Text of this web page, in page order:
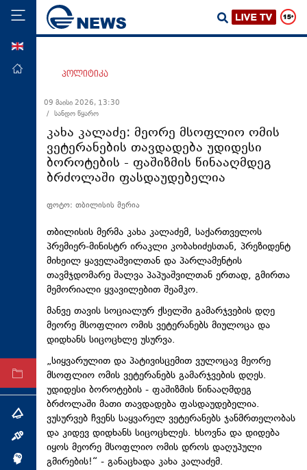
მთავარი
ეკონომიკა
მსოფლიო
ჯანდაცვა
საზოგადოება
სამართალი
თავდაცვა
რეგიონი
კულტურა
სპორტი
ტაბლოიდი
არქივი
ინტერვიუ
ინქვიზიცია
პოლიტიკა
09 მაისი 2026, 13:30
/ სანდო წყარო
კახა კალაძე: მეორე მსოფლიო ომის
ვეტერანების თავდადება უდიდესი
ბოროტების - ფაშიზმის წინააღმდეგ
ბრძოლაში ფასდაუდებელია
ფოტო: თბილისის მერია
თბილისის მერმა კახა კალაძემ, საქართველოს
პრემიერ-მინისტრ ირაკლი კობახიძესთან, პრეზიდენტ
მიხეილ ყაველაშვილთან და პარლამენტის
თავმჯდომარე შალვა პაპუაშვილთან ერთად, გმირთა
მემორიალი ყვავილებით შეამკო.
მანვე თავის სოციალურ ქსელში გამარჯვების დღე
მეორე მსოფლიო ომის ვეტერანებს მიულოცა და
დიდხანს სიცოცხლე უსურვა.
„სიყვარულით და პატივისცემით ვულოცავ მეორე
მსოფლიო ომის ვეტერანებს გამარჯვების დღეს.
უდიდესი ბოროტების - ფაშიზმის წინააღმდეგ
ბრძოლაში მათი თავდადება ფასდაუდებელია.
ვუსურვებ ჩვენს საყვარელ ვეტერანებს ჯანმრთელობას
და კიდევ დიდხანს სიცოცხლეს. ხსოვნა და დიდება
იყოს მეორე მსოფლიო ომის დროს დაღუპული
გმირების!“ - განაცხადა კახა კალაძემ.